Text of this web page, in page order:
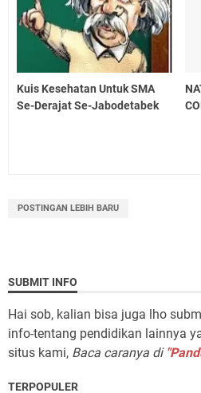
Kuis Kesehatan Untuk SMA
Se-Derajat Se-Jabodetabek
POSTINGAN LEBIH BARU
SUBMIT INFO
Hai sob, kalian bisa juga lho
info-tentang pendidikan lainnya
situs kami, Baca caranya di
TERPOPULER